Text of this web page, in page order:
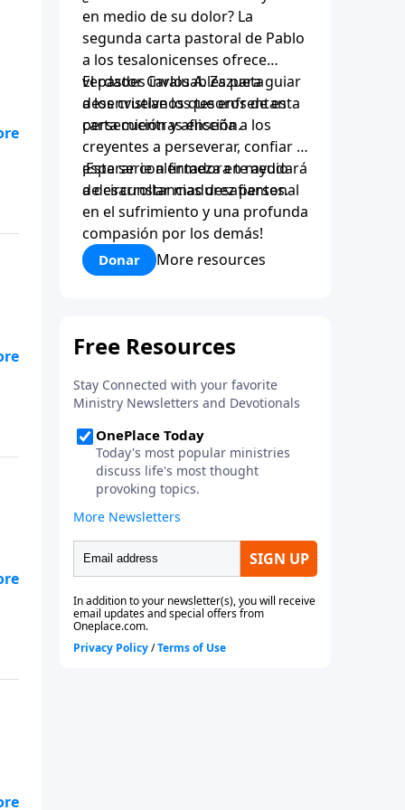
en medio de su dolor? La
segunda carta pastoral de Pablo
a los tesalonicenses ofrece
verdades invaluables para guiar
a los cristianos que enfrentan
persecución y aflicción.
El pastor Carlos A. Zazueta
desenvuelve los tesoros de esta
carta mientras enseña a los
creyentes a perseverar, confiar y
esperar con firmeza en medio
de circunstancias desafiantes.
¡Esta serie alentadora te ayudará
a desarrollar madurez personal
en el sufrimiento y una profunda
compasión por los demás!
Donar More resources